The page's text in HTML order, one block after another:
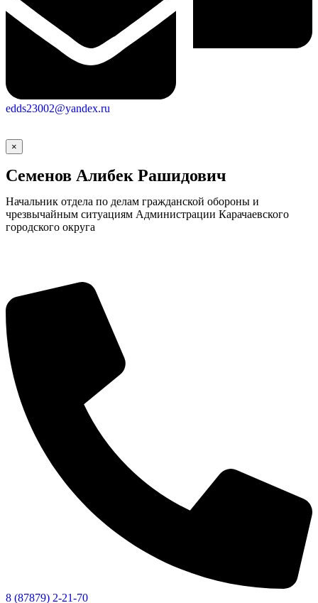
edds23002@yandex.ru
×
Семенов Алибек Рашидович
Начальник отдела по делам гражданской обороны и
чрезвычайным ситуациям Администрации Карачаевского
городского округа
8 (87879) 2-21-70